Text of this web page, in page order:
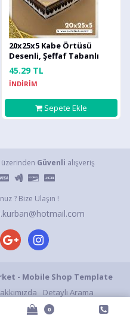
20x25x5 Kabe Örtüsü
Desenli, Şeffaf Tabanlı
Kutu
45.29 TL
İNDİRİM
Sepete Ekle
üzerinden Güvenli alışveriş
? Bize Ulaşın !
- Mobile Shop Template
Detaylı Arama
Politikası S.S.S. İletişim
0